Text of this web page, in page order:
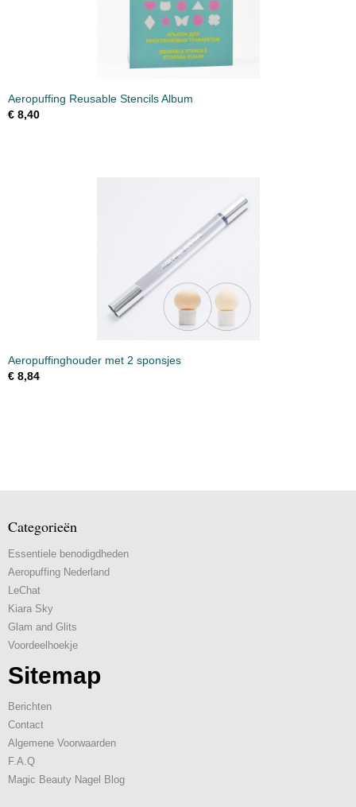
Aeropuffing Reusable Stencils Album
€ 8,40
Aeropuffinghouder met 2 sponsjes
€ 8,84
Categorieën
Essentiele benodigdheden
Aeropuffing Nederland
LeChat
Kiara Sky
Glam and Glits
Voordeelhoekje
Sitemap
Berichten
Contact
Algemene Voorwaarden
F.A.Q
Magic Beauty Nagel Blog